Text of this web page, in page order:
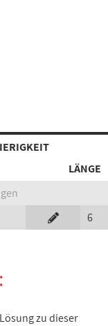
LÄNGE
6
zu dieser